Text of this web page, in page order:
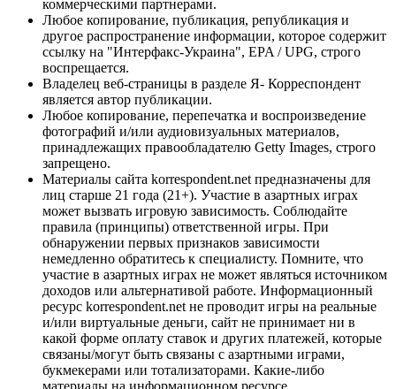
коммерческими партнерами.
Любое копирование, публикация, републикация и
другое распространение информации, которое содержит
ссылку на "Интерфакс-Украина", EPA / UPG, строго
воспрещается.
Владелец веб-страницы в разделе Я- Корреспондент
является автор публикации.
Любое копирование, перепечатка и воспроизведение
фотографий и/или аудиовизуальных материалов,
принадлежащих правообладателю Getty Images, строго
запрещено.
Материалы сайта korrespondent.net предназначены для
лиц старше 21 года (21+). Участие в азартных играх
может вызвать игровую зависимость. Соблюдайте
правила (принципы) ответственной игры. При
обнаружении первых признаков зависимости
немедленно обратитесь к специалисту. Помните, что
участие в азартных играх не может являться источником
доходов или альтернативой работе. Информационный
ресурс korrespondent.net не проводит игры на реальные
и/или виртуальные деньги, сайт не принимает ни в
какой форме оплату ставок и других платежей, которые
связаны/могут быть связаны с азартными играми,
букмекерами или тотализаторами. Какие-либо
материалы на информационном ресурсе